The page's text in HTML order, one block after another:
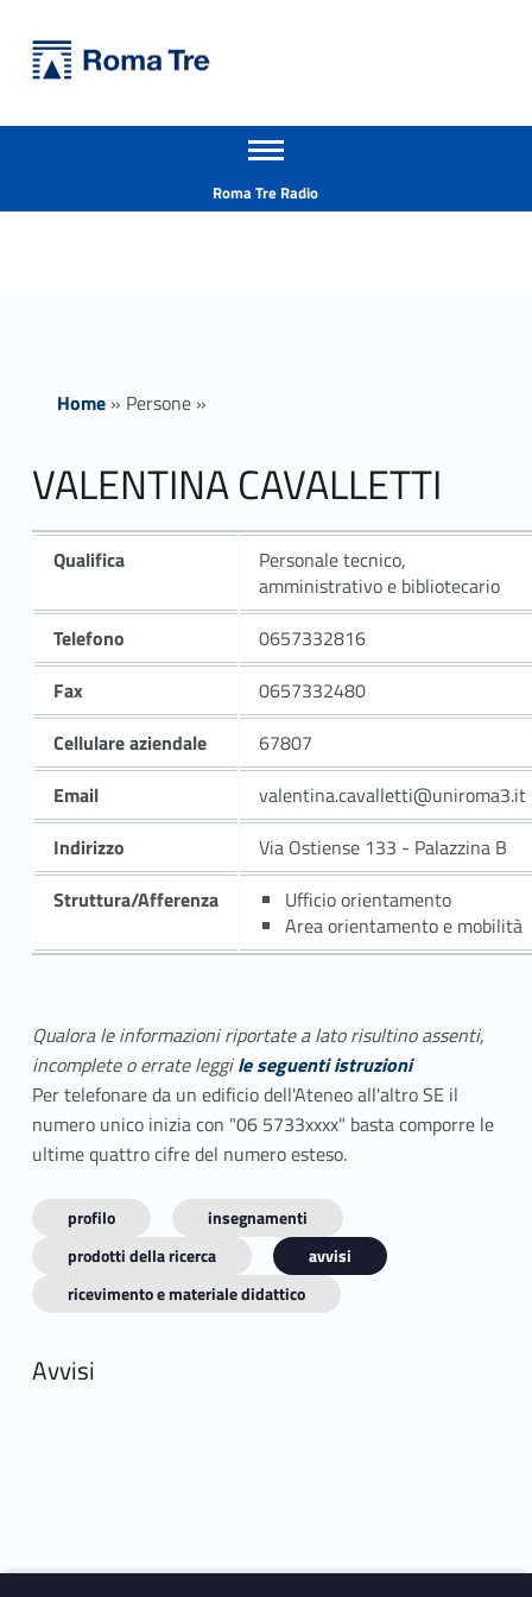
VALENTINA CAVALLETTI - Università Roma Tre
Apri il menu secondario
Roma Tre Radio
Home» Persone»
VALENTINA CAVALLETTI
Qualifica
Personale tecnico,
amministrativo e bibliotecario
Telefono
0657332816
Fax
0657332480
Cellulare aziendale
67807
Email
valentina.cavalletti@uniroma3.it
Indirizzo
Via Ostiense 133 - Palazzina B
Struttura/Afferenza
Ufficio orientamento
Area orientamento e mobilità
Qualora le informazioni riportate a lato risultino assenti,
incomplete o errate leggile seguenti istruzioni
Per telefonare da un edificio dell'Ateneo all'altro SE il
numero unico inizia con "06 5733xxxx" basta comporre le
ultime quattro cifre del numero esteso.
profilo
insegnamenti
prodotti della ricerca
avvisi
ricevimento e materiale didattico
Avvisi